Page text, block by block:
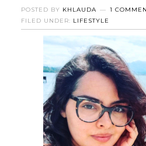
POSTED BY KHLAUDA
1
FILED UNDER: LIFESTYLE